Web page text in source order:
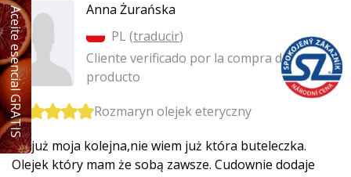
Anna Żurańska
PL (traducir)
Cliente verificado por la compra del
producto
Rozmaryn olejek eteryczny
To już moja kolejna,nie wiem już która buteleczka.
Olejek który mam że sobą zawsze. Cudownie dodaje
Aceite esencial GRATIS